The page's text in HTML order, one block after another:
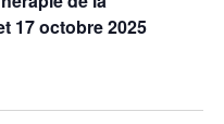
17 octobre 2025